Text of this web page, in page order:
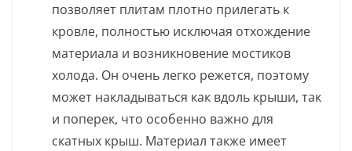
позволяет плитам плотно прилегать к
кровле, полностью исключая отхождение
материала и возникновение мостиков
холода. Он очень легко режется, поэтому
может накладываться как вдоль крыши, так
и поперек, что особенно важно для
скатных крыш. Материал также имеет